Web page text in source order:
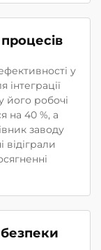
у
інтеграції
його робочі
на 40 %, а
заводу
відіграли